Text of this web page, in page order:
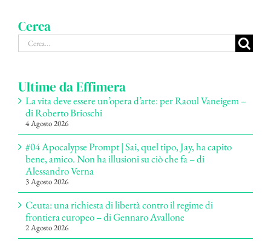
Cerca
Cerca
per:
Ultime da Effimera
La vita deve essere un’opera d’arte: per Raoul Vaneigem –
di Roberto Brioschi
4 Agosto 2026
#04 Apocalypse Prompt | Sai, quel tipo, Jay, ha capito
bene, amico. Non ha illusioni su ciò che fa – di
Alessandro Verna
3 Agosto 2026
Ceuta: una richiesta di libertà contro il regime di
frontiera europeo – di Gennaro Avallone
2 Agosto 2026